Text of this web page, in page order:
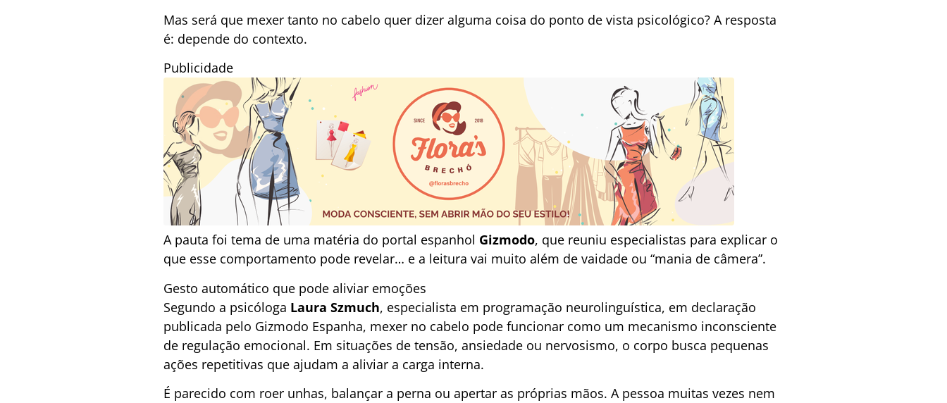
Mas será que mexer tanto no cabelo quer dizer alguma coisa do ponto de vista psicológico? A resposta
é: depende do contexto.
Publicidade
A pauta foi tema de uma matéria do portal espanhol Gizmodo, que reuniu especialistas para explicar o
que esse comportamento pode revelar… e a leitura vai muito além de vaidade ou “mania de câmera”.
Gesto automático que pode aliviar emoções
Segundo a psicóloga Laura Szmuch, especialista em programação neurolinguística, em declaração
publicada pelo Gizmodo Espanha, mexer no cabelo pode funcionar como um mecanismo inconsciente
de regulação emocional. Em situações de tensão, ansiedade ou nervosismo, o corpo busca pequenas
ações repetitivas que ajudam a aliviar a carga interna.
É parecido com roer unhas, balançar a perna ou apertar as próprias mãos. A pessoa muitas vezes nem